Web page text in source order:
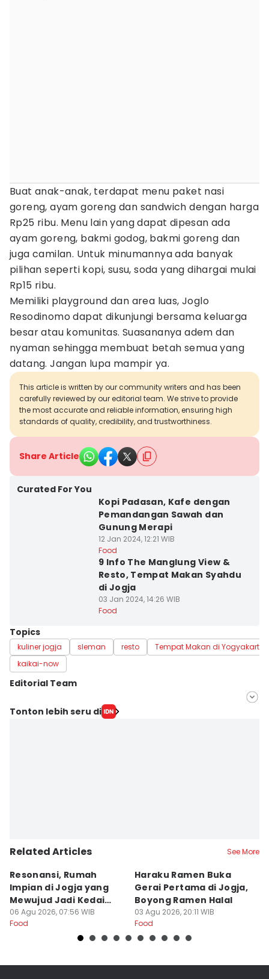
Buat anak-anak, terdapat menu paket nasi
goreng, ayam goreng dan sandwich dengan harga
Rp25 ribu. Menu lain yang dapat dipesan ada
ayam goreng, bakmi godog, bakmi goreng dan
juga camilan. Untuk minumannya ada banyak
pilihan seperti kopi, susu, soda yang dihargai mulai
Rp15 ribu.
Memiliki playground dan area luas, Joglo
Resodinomo dapat dikunjungi bersama keluarga
besar atau komunitas. Suasananya adem dan
nyaman sehingga membuat betah semua yang
datang. Jangan lupa mampir ya.
This article is written by our community writers and has been
carefully reviewed by our editorial team. We strive to provide
the most accurate and reliable information, ensuring high
standards of quality, credibility, and trustworthiness.
Share Article
Curated For You
Kopi Padasan, Kafe dengan
Pemandangan Sawah dan
Gunung Merapi
12 Jan 2024, 12:21 WIB
Food
9 Info The Manglung View &
Resto, Tempat Makan Syahdu
di Jogja
03 Jan 2024, 14:26 WIB
Food
Topics
kuliner jogja sleman resto
Tempat Makan di Yogyakarta
kaikai-now
Editorial Team
Editor
Tonton lebih seru di
Related Articles See More
Resonansi, Rumah
Impian di Jogja yang
Mewujud Jadi Kedai
Ramen dan Burger
06 Agu 2026, 07:56 WIB
Food
Haraku Ramen Buka
Gerai Pertama di Jogja,
Boyong Ramen Halal
03 Agu 2026, 20:11 WIB
Food